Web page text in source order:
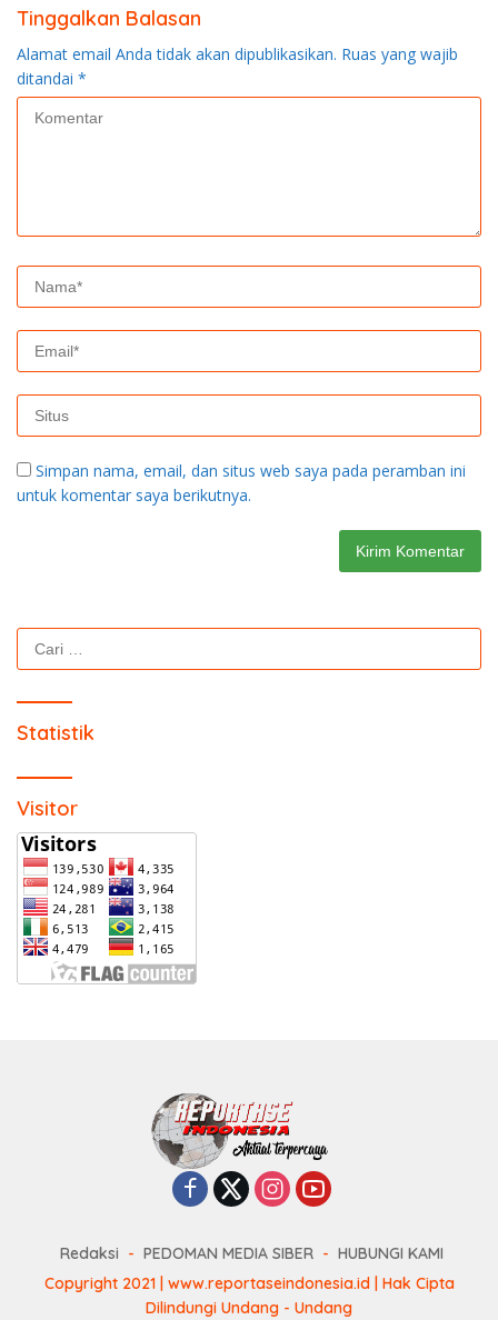
Tinggalkan Balasan
Alamat email Anda tidak akan dipublikasikan. Ruas yang wajib
ditandai *
Simpan nama, email, dan situs web saya pada peramban ini
untuk komentar saya berikutnya.
Cari
untuk:
Statistik
Visitor
Redaksi PEDOMAN MEDIA SIBER
HUBUNGI KAMI
Copyright 2021 | www.reportaseindonesia.id | Hak Cipta
Dilindungi Undang - Undang